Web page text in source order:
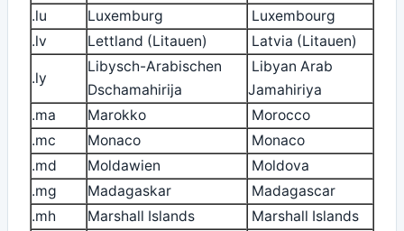
.lu
Luxemburg
Luxembourg
.lv
Lettland (Litauen) Latvia (Litauen)
.ly
Libysch-Arabischen
Dschamahirija
Libyan Arab
Jamahiriya
.ma
Marokko
Morocco
.mc
Monaco
Monaco
.md
Moldawien
Moldova
.mg
Madagaskar
Madagascar
.mh
Marshall Islands Marshall Islands